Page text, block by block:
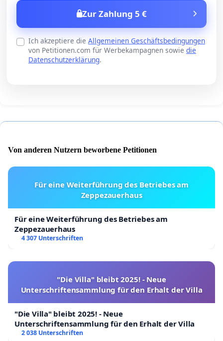
Zur Zahlung 5 €
Ich akzeptiere die Allgemeinen Geschäftsbedingungen
von Petitionen.com für Werbekampagnen sowie die
Datenschutzerklärung.
Von anderen Nutzern beworbene Petitionen
Für eine Weiterführung des Betriebes am
Zeppezauerhaus
Für eine Weiterführung des Betriebes am
Zeppezauerhaus
4 307 Unterschriften
"Die Villa" bleibt 2025! - Neue
Unterschriftensammlung für den Erhalt der Villa
"Die Villa" bleibt 2025! - Neue
Unterschriftensammlung für den Erhalt der Villa
2 038 Unterschriften